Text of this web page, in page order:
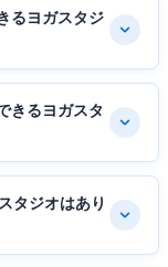
るヨガスタジ
きるヨガスタ
タジオはあり